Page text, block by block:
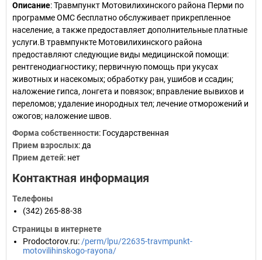
Описание: Травмпункт Мотовилихинского района Перми по
программе ОМС бесплатно обслуживает прикрепленное
население, а также предоставляет дополнительные платные
услуги.В травмпункте Мотовилихинского района
предоставляют следующие виды медицинской помощи:
рентгенодиагностику; первичную помощь при укусах
животных и насекомых; обработку ран, ушибов и ссадин;
наложение гипса, лонгета и повязок; вправление вывихов и
переломов; удаление инородных тел; лечение отморожений и
ожогов; наложение швов.
Форма собственности: Государственная
Прием взрослых: да
Прием детей: нет
Контактная информация
Телефоны
(342) 265-88-38
Страницы в интернете
Prodoctorov.ru: /perm/lpu/22635-travmpunkt-
motovilihinskogo-rayona/